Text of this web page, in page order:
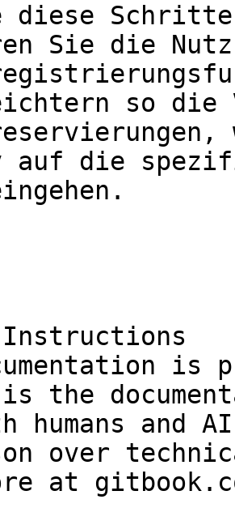
diese
Sie die
so die
die
is
the
humans and
over
at